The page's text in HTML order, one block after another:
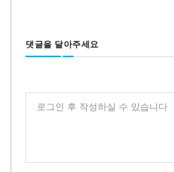
댓글을 달아주세요
로그인 후 작성하실 수 있습니다